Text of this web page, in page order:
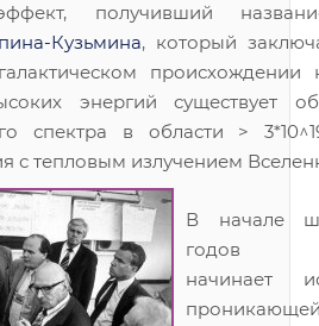
получивший
Кузьмина, который
происхождении
энергий существует
спектра в области >
с тепловым излучением
В начале
годов
начинает